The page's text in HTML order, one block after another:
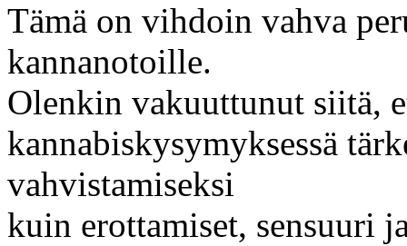
Tämä on vihdoin vahva
kannanotoille.
Olenkin vakuuttunut siitä,
kannabiskysymyksessä
vahvistamiseksi
kuin erottamiset, sensuuri